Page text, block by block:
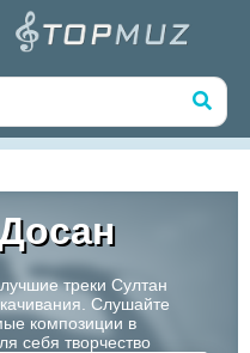
треки Султан
Слушайте
композиции в
себя творчество